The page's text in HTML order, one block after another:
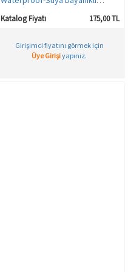
Katalog Fiyatı 175,00 TL
Girişimci fiyatını görmek için
Üye Girişiyapınız.